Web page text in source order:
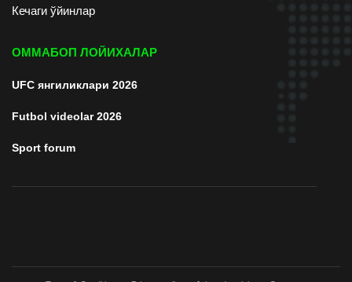
Кечаги ўйинлар
ОММАБОП ЛОЙИХАЛАР
UFC янгиликлари 2026
Futbol videolar 2026
Sport forum